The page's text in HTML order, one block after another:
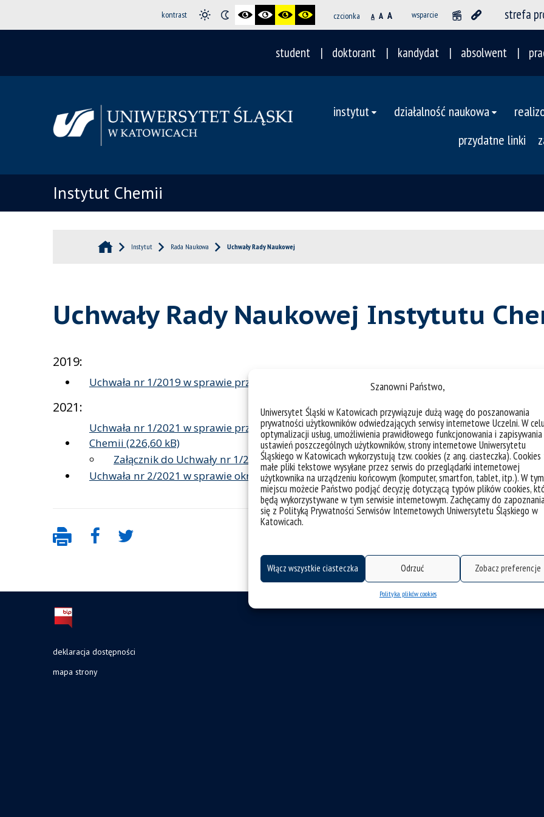
Szanowni Państwo,
Uniwersytet Śląski w Katowicach przywiązuje dużą wagę do poszanowania
prywatności użytkowników odwiedzających serwisy internetowe Uczelni. W
optymalizacji usług, umożliwienia prawidłowego funkcjonowania i zapisywania
ustawień poszczególnych użytkowników, strony internetowe Uniwersytetu
Śląskiego w Katowicach wykorzystują tzw. cookies (z ang. ciasteczka).
małe pliki tekstowe wysyłane przez serwis do przeglądarki internetowej
użytkownika na urządzeniu końcowym (komputer, smartfon, tablet, itp.). W tym
miejscu możecie Państwo podjąć decyzję dotyczącą typów plików cookies,
będą wykorzystywane w tym serwisie internetowym. Zachęcamy do
się z Polityką Prywatności Serwisów Internetowych Uniwersytetu Śląskiego w
Katowicach.
Włącz wszystkie ciasteczka Odrzuć Zobacz preferencje
Polityka plików cookies
kontrast czcionka A A A wsparcie strefa
student doktorant kandydat absolwent
instytut działalność naukowa
przydatne linki
Instytut Chemii
Instytut Rada Naukowa Uchwały Rady Naukowej
Uchwały Rady Naukowej Instytutu
2019:
Uchwała nr 1/2019 w sprawie przyjęcia regulaminu obrad Rady Naukowej Instytutu Chemii
2021:
Uchwała nr 1/2021 w sprawie przyjęcia regulaminu organizacji, funkcjonowania i
Chemii
Załącznik do Uchwały nr 1/2021
Uchwała nr 2/2021 w sprawie określenia warunków uznania rozprawy doktorskiej za
deklaracja dostępności
mapa strony